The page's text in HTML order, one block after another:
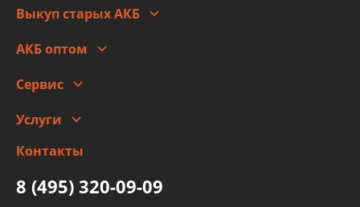
Оплата
Гарантии и возврат
Выкуп старых АКБ
АКБ оптом
Сервис
Заправка кондиционера авто
Детейлинг
Услуги
высокого давления
Тормозных трубок
Контакты
8 (495) 320-09-09